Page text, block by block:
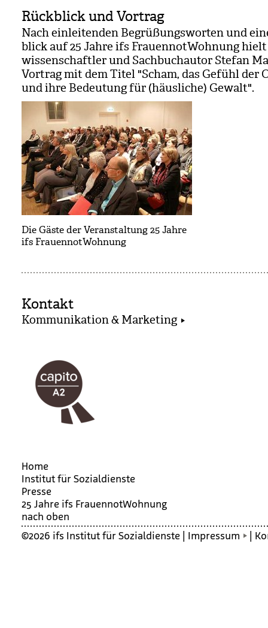
Rückblick und Vortrag
Nach ein­lei­ten­den Begrü­ßungs­wor­ten und
blick auf 25 Jahre ifs Frau­en­not­Woh­nung
wis­sen­schaft­ler und Sach­buch­au­tor Ste­fan
Vor­trag mit dem Titel "Scham, das Gefühl der
und ihre Bedeu­tung für (häus­li­che) Gewalt".
Die Gäste der Veranstaltung 25 Jahre
ifs FrauennotWohnung
Kontakt
Kommunikation & Marketing
Home
Institut für Sozialdienste
Presse
25 Jahre ifs Frau­en­not­Woh­nung
nach oben
©2026 ifs Institut für Sozialdienste | Impressum